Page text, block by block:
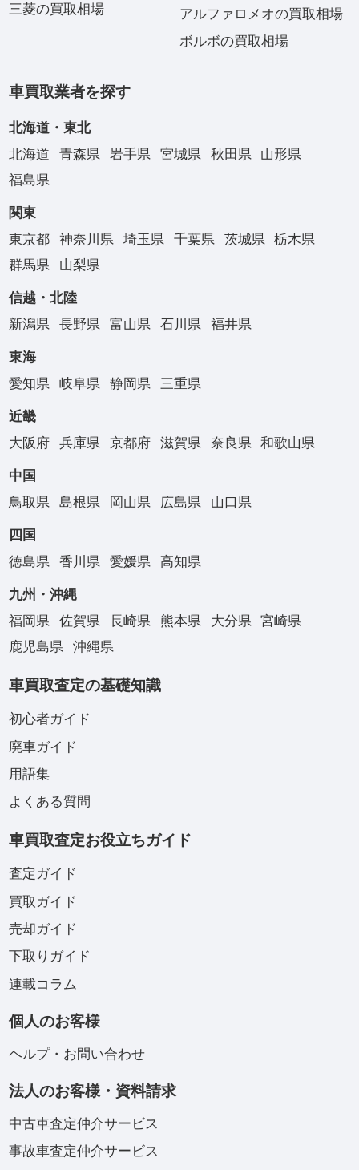
三菱の買取相場
アルファロメオの買取相場
ボルボの買取相場
車買取業者を探す
北海道・東北
北海道
青森県 岩手県 宮城県 秋田県
山形県
福島県
関東
東京都
神奈川県 埼玉県 千葉県 茨城県
栃木県
群馬県
山梨県
信越・北陸
新潟県
長野県 富山県 石川県 福井県
東海
愛知県
岐阜県 静岡県 三重県
近畿
大阪府
兵庫県 京都府 滋賀県 奈良県 和歌山県
中国
鳥取県
島根県 岡山県 広島県 山口県
四国
徳島県
香川県 愛媛県 高知県
九州・沖縄
福岡県
佐賀県 長崎県 熊本県 大分県
宮崎県
鹿児島県
沖縄県
車買取査定の基礎知識
初心者ガイド
廃車ガイド
用語集
よくある質問
車買取査定お役立ちガイド
査定ガイド
買取ガイド
売却ガイド
下取りガイド
連載コラム
個人のお客様
ヘルプ・お問い合わせ
法人のお客様・資料請求
中古車査定仲介サービス
事故車査定仲介サービス